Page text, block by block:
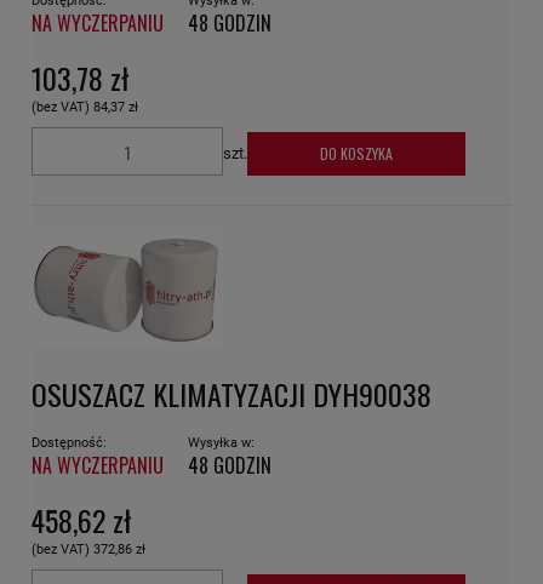
NA WYCZERPANIU 48 GODZIN
103,78 zł
(bez VAT) 84,37 zł
szt. DO KOSZYKA
OSUSZACZ KLIMATYZACJI DYH90038
Dostępność:
NA WYCZERPANIU
Wysyłka w:
48 GODZIN
458,62 zł
(bez VAT) 372,86 zł